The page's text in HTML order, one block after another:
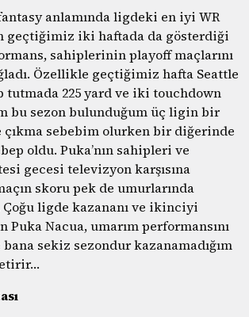
anlamında ligdeki en iyi WR
geçtiğimiz iki haftada da gösterdiği
sahiplerinin playoff maçlarını
Özellikle geçtiğimiz hafta Seattle
tutmada 225 yard ve iki touchdown
bu sezon bulunduğum üç ligin bir
sebebim olurken bir diğerinde
oldu. Puka’nın sahipleri ve
gecesi televizyon karşısına
skoru pek de umurlarında
ligde kazananı ve ikinciyi
Puka Nacua, umarım performansını
sekiz sezondur kazanamadığım